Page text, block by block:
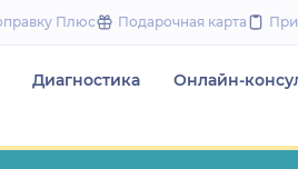
to
Плюс Подарочная карта
Диагностика Онлайн-